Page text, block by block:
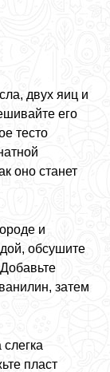
двух яиц и
его
тесто
оно станет
и
обсушите
затем
пласт